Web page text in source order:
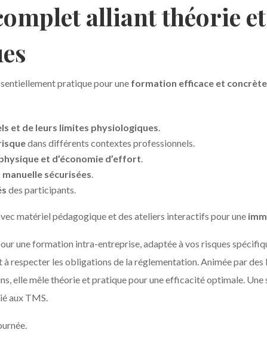
alliant théorie et
pratique pour une formation efficace et concrète
et de leurs limites physiologiques.
dans différents contextes professionnels.
et d’économie d’effort.
sécurisées.
des participants.
matériel pédagogique et des ateliers interactifs pour une
une formation intra-entreprise, adaptée à vos risques
respecter les obligations de la réglementation. Animée par
elle mêle théorie et pratique pour une efficacité optimale. Une
aux TMS.